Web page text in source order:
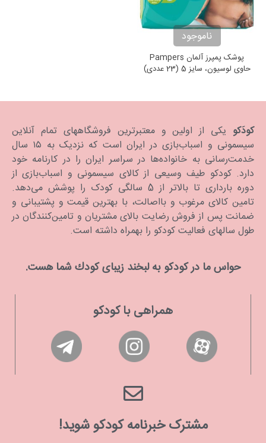
ناموجود
پوشک پمپرز آلمان Pampers
حاوی لوسیون، سایز 5 (23 عددی)
کودَکو یکی از اولین و معتبرترین فروشگاههای تمام آنلاین
سیسمونی و اسباب‌بازی در ایران است که نزدیک به ۱۵ سال
خدمت‌رسانی به خانواده‌ها در سراسر ایران را در کارنامه خود
دارد. كودكو طیف وسیعی از کالای سیسمونی و اسباب‌بازی از
دوره بارداری تا بالاتر از 5 سالگی کودک را پوشش می‌دهد.
تامین کالای مرغوب و بااصالت، با بهترین قیمت و پشتیبانی و
ضمانت پس از فروش رضایت بالای مشتریان و تامین‌کنندگان در
طول سالهای فعالیت کودکو را بهمراه داشته است.
حواس ما در كودكو به لبخند زیبای كودك شما هست.
همراهی با کودکو
مشترک خبرنامه کودکو شوید!